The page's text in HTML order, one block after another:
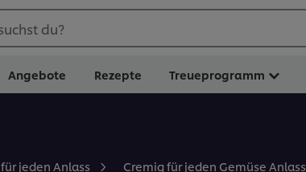
du?
Angebote Rezepte Treueprogramm
jeden Anlass Cremig für jeden Gemüse Anlass